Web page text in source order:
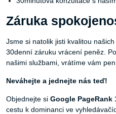
Záruka
Jsme si natolik jisti kvalitou
30denní záruku vrácení peněz.
našimi službami, vrátíme vám
Neváhejte a jednejte nás teď!
Objednejte si Google PageRank
cestu k dominanci ve